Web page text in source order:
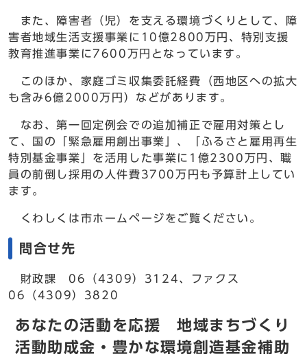
また、障害者（児）を支える環境づくりとして、障
害者地域生活支援事業に10億2800万円、特別支援
教育推進事業に7600万円となっています。
このほか、家庭ゴミ収集委託経費（西地区への拡大
も含み6億2000万円）などがあります。
なお、第一回定例会での追加補正で雇用対策とし
て、国の「緊急雇用創出事業」、「ふるさと雇用再生
特別基金事業」を活用した事業に1億2300万円、職
員の前倒し採用の人件費3700万円も予算計上してい
ます。
くわしくは市ホームページをご覧ください。
問合せ先
財政課 06（4309）3124、ファクス
06（4309）3820
あなたの活動を応援 地域まちづくり
活動助成金・豊かな環境創造基金補助